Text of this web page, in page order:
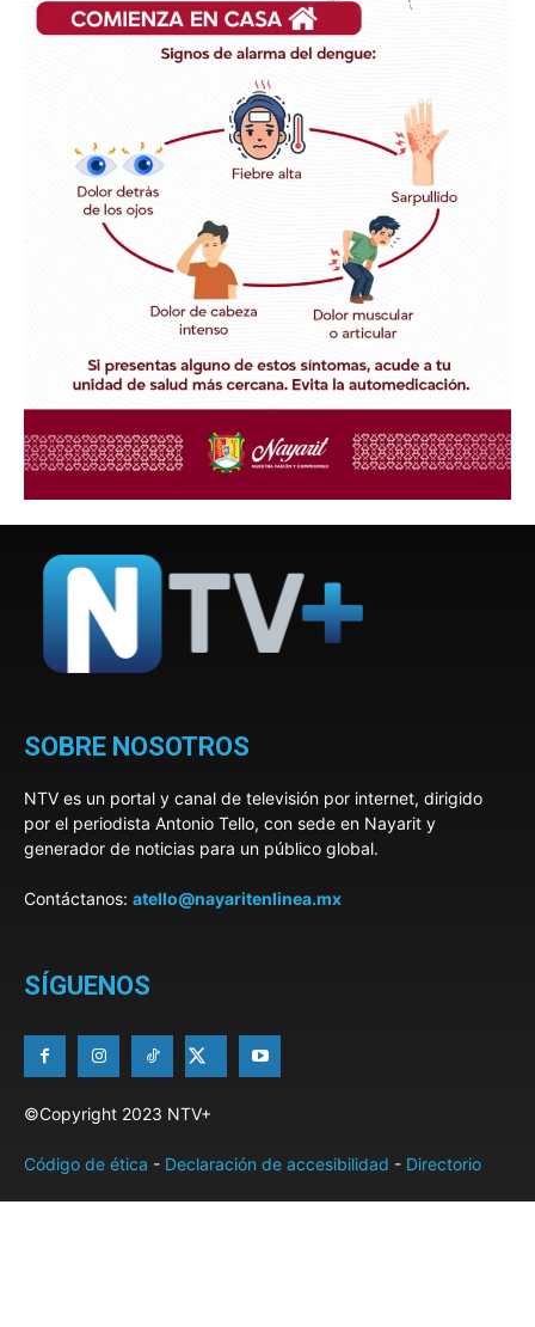
SOBRE NOSOTROS
NTV es un portal y canal de televisión por internet, dirigido
por el periodista Antonio Tello, con sede en Nayarit y
generador de noticias para un público global.
Contáctanos: atello@nayaritenlinea.mx
SÍGUENOS
©Copyright 2023 NTV+
Código de ética - Declaración de accesibilidad - Directorio